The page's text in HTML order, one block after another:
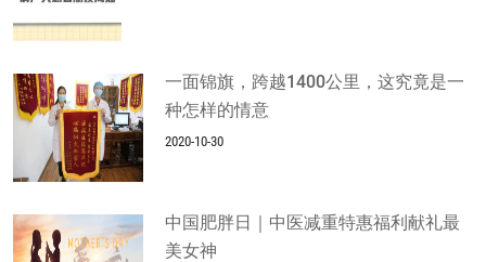
一面锦旗，跨越1400公里，这究竟是一
种怎样的情意
2020-10-30
中国肥胖日｜中医减重特惠福利献礼最
美女神